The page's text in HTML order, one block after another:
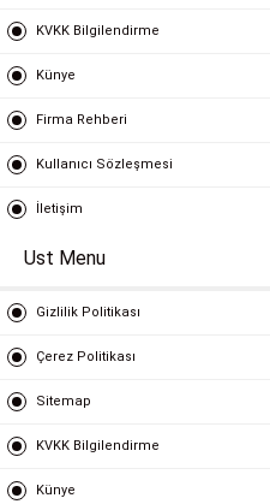
KVKK Bilgilendirme
Künye
Firma Rehberi
Kullanıcı Sözleşmesi
İletişim
Ust Menu
Gizlilik Politikası
Çerez Politikası
Sitemap
KVKK Bilgilendirme
Künye